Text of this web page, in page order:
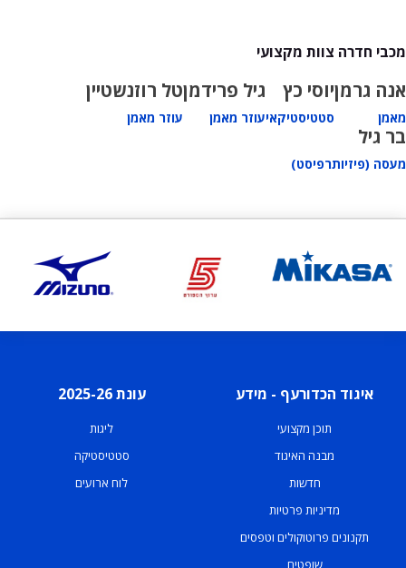
מכבי חדרה צוות מקצועי
אנה גרמן
מאמן
יוסי כץ
סטטיסטיקאי
גיל פרידמן
עוזר מאמן
טל רוזנשטיין
עוזר מאמן
בר גיל
מעסה (פיזיותרפיסט)
איגוד הכדורעף - מידע
תוכן מקצועי
מבנה האיגוד
חדשות
מדיניות פרטיות
תקנונים פרוטוקולים וטפסים
שופטים
עונת 2025-26
ליגות
סטטיסטיקה
לוח ארועים